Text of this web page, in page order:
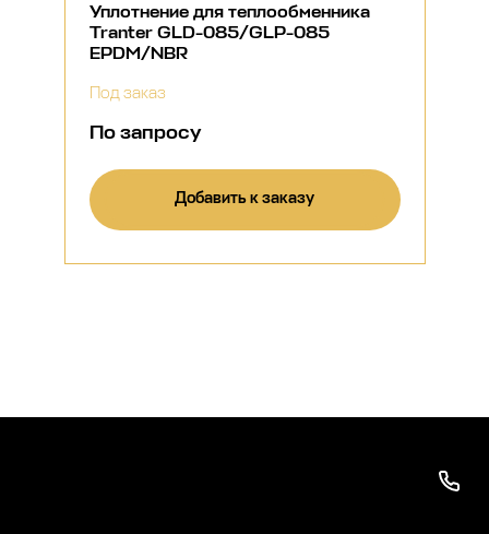
Уплотнение для теплообменника
Tranter GLD-085/GLP-085
EPDM/NBR
Под заказ
По запросу
Добавить к заказу